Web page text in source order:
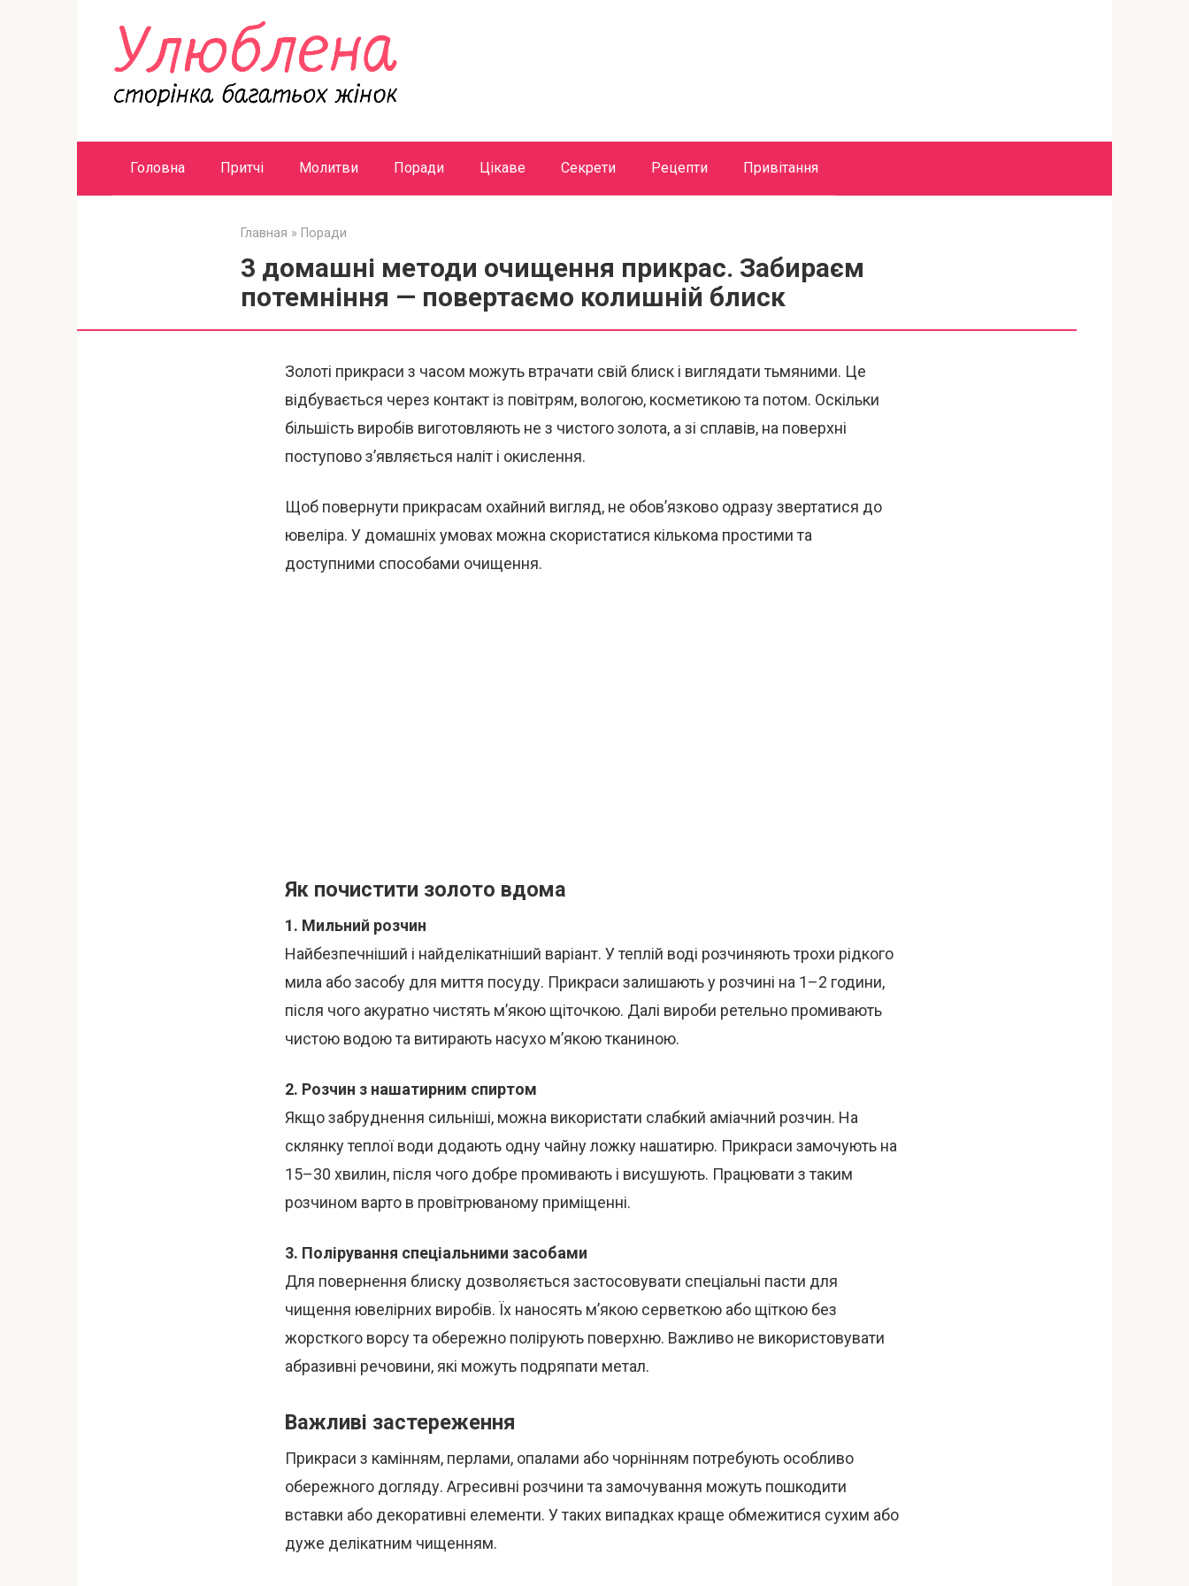
Головна Притчі Молитви Поради Цікаве Секрети Рецепти Привітання
Главная » Поради
3 домашні методи очищення прикрас. Забираєм
потемніння — повертаємо колишній блиск
Золоті прикраси з часом можуть втрачати свій блиск і виглядати тьмяними. Це
відбувається через контакт із повітрям, вологою, косметикою та потом. Оскільки
більшість виробів виготовляють не з чистого золота, а зі сплавів, на поверхні
поступово з’являється наліт і окислення.
Щоб повернути прикрасам охайний вигляд, не обов’язково одразу звертатися до
ювеліра. У домашніх умовах можна скористатися кількома простими та
доступними способами очищення.
Як почистити золото вдома
1. Мильний розчин
Найбезпечніший і найделікатніший варіант. У теплій воді розчиняють трохи рідкого
мила або засобу для миття посуду. Прикраси залишають у розчині на 1–2 години,
після чого акуратно чистять м’якою щіточкою. Далі вироби ретельно промивають
чистою водою та витирають насухо м’якою тканиною.
2. Розчин з нашатирним спиртом
Якщо забруднення сильніші, можна використати слабкий аміачний розчин. На
склянку теплої води додають одну чайну ложку нашатирю. Прикраси замочують на
15–30 хвилин, після чого добре промивають і висушують. Працювати з таким
розчином варто в провітрюваному приміщенні.
3. Полірування спеціальними засобами
Для повернення блиску дозволяється застосовувати спеціальні пасти для
чищення ювелірних виробів. Їх наносять м’якою серветкою або щіткою без
жорсткого ворсу та обережно полірують поверхню. Важливо не використовувати
абразивні речовини, які можуть подряпати метал.
Важливі застереження
Прикраси з камінням, перлами, опалами або чорнінням потребують особливо
обережного догляду. Агресивні розчини та замочування можуть пошкодити
вставки або декоративні елементи. У таких випадках краще обмежитися сухим або
дуже делікатним чищенням.